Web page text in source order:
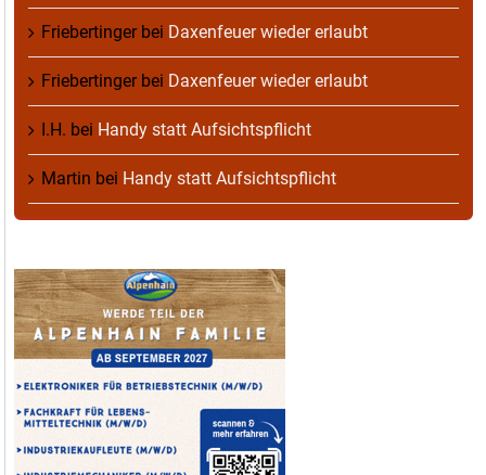
Friebertingerbei Daxenfeuer wieder erlaubt
Friebertingerbei Daxenfeuer wieder erlaubt
I.H. bei Handy statt Aufsichtspflicht
Martin bei Handy statt Aufsichtspflicht